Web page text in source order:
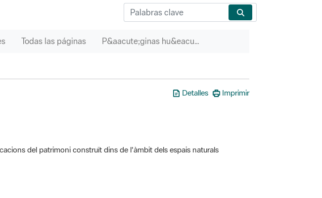
Todas las páginas P&aacute;ginas hu&eacute;rfanas
Detalles Imprimir
del patrimoni construït dins de l'àmbit dels espais naturals
es de 0 estrellas de 5.